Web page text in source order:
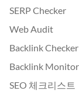
SERP Checker
Web Audit
Backlink Checker
Backlink Monitor
SEO 체크리스트